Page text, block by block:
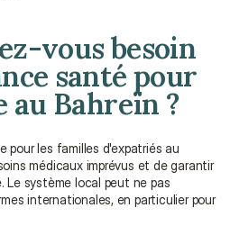
vous besoin
santé pour
Bahreïn ?
pour les familles d'expatriés au
médicaux imprévus et de garantir
Le système local peut ne pas
internationales, en particulier pour